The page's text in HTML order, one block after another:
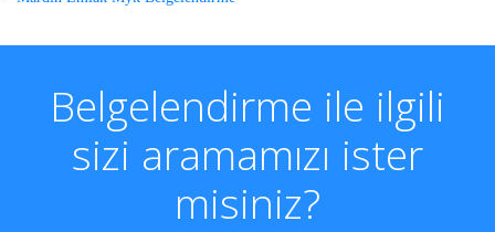
Belgelendirme ile ilgili
sizi aramamızı ister
misiniz?